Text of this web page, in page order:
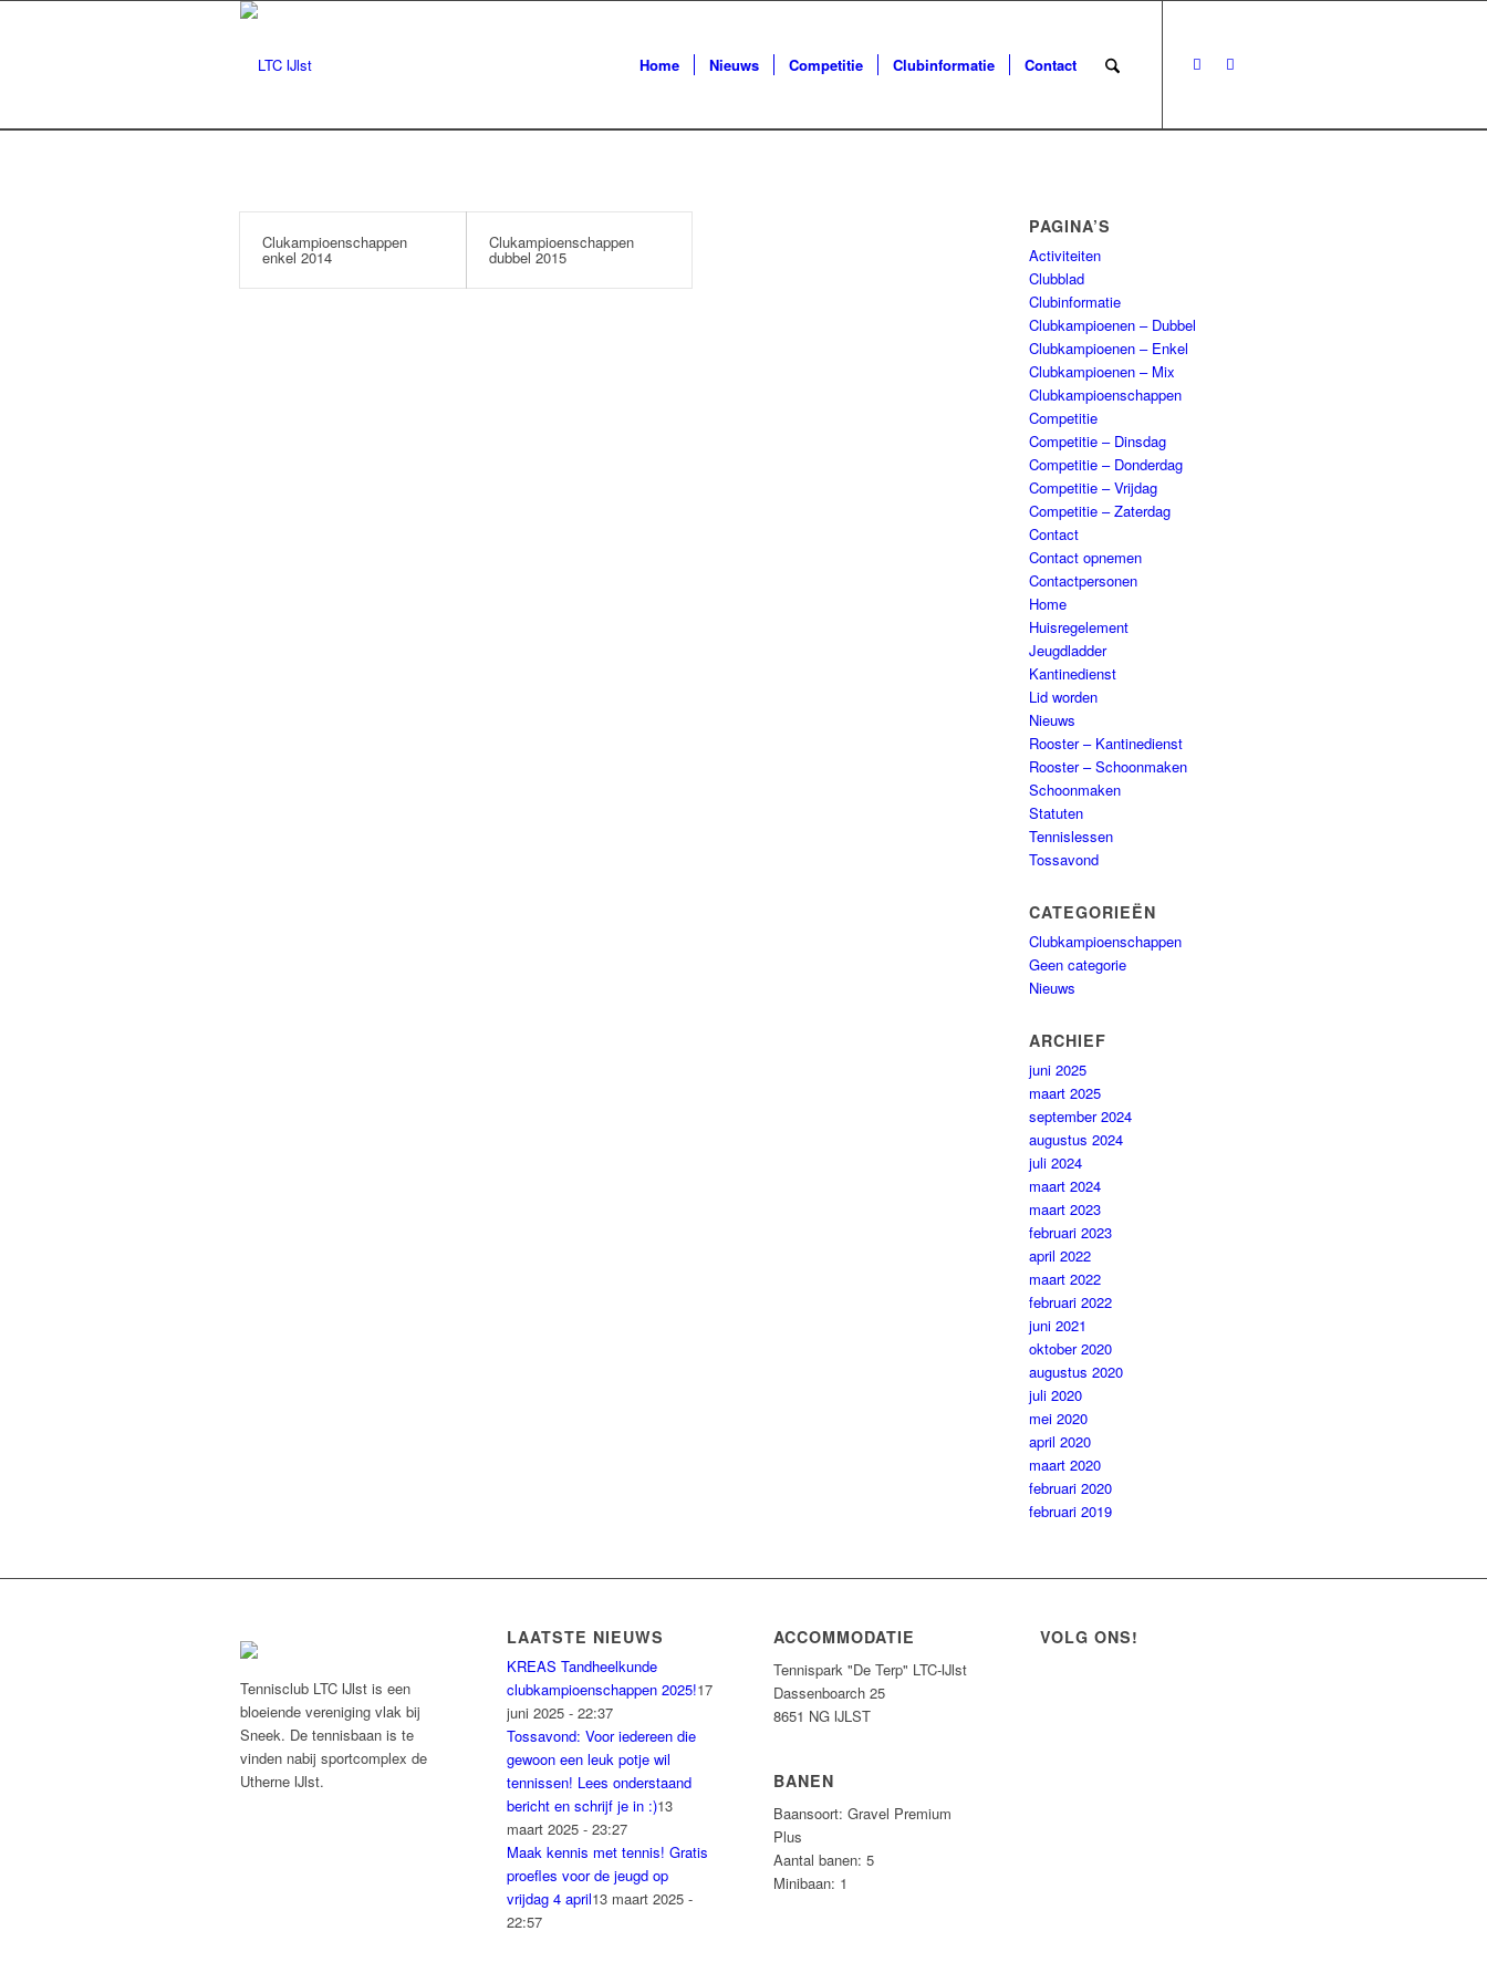
Home Nieuws Competitie Clubinformatie Contact
Clukampioenschappen
enkel 2014
Clukampioenschappen
dubbel 2015
PAGINA’S
Activiteiten
Clubblad
Clubinformatie
Clubkampioenen – Dubbel
Clubkampioenen – Enkel
Clubkampioenen – Mix
Clubkampioenschappen
Competitie
Competitie – Dinsdag
Competitie – Donderdag
Competitie – Vrijdag
Competitie – Zaterdag
Contact
Contact opnemen
Contactpersonen
Home
Huisregelement
Jeugdladder
Kantinedienst
Lid worden
Nieuws
Rooster – Kantinedienst
Rooster – Schoonmaken
Schoonmaken
Statuten
Tennislessen
Tossavond
CATEGORIEËN
Clubkampioenschappen
Geen categorie
Nieuws
ARCHIEF
juni 2025
maart 2025
september 2024
augustus 2024
juli 2024
maart 2024
maart 2023
februari 2023
april 2022
maart 2022
februari 2022
juni 2021
oktober 2020
augustus 2020
juli 2020
mei 2020
april 2020
maart 2020
februari 2020
februari 2019
Tennisclub LTC IJlst is een
bloeiende vereniging vlak bij
Sneek. De tennisbaan is te
vinden nabij sportcomplex de
Utherne IJlst.
LAATSTE NIEUWS
KREAS Tandheelkunde
clubkampioenschappen 2025!17
juni 2025 - 22:37
Tossavond: Voor iedereen die
gewoon een leuk potje wil
tennissen! Lees onderstaand
bericht en schrijf je in :)13
maart 2025 - 23:27
Maak kennis met tennis! Gratis
proefles voor de jeugd op
vrijdag 4 april13 maart 2025 -
22:57
ACCOMMODATIE
Tennispark "De Terp" LTC-IJlst
Dassenboarch 25
8651 NG IJLST
BANEN
Baansoort: Gravel Premium
Plus
Aantal banen: 5
Minibaan: 1
VOLG ONS!